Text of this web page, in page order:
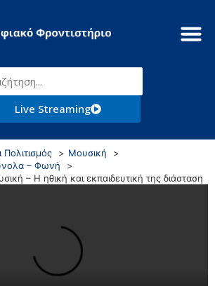
Live Streaming
Πολιτισμός
Μουσική
– Φωνή
– Η ηθική και εκπαιδευτική της διάσταση